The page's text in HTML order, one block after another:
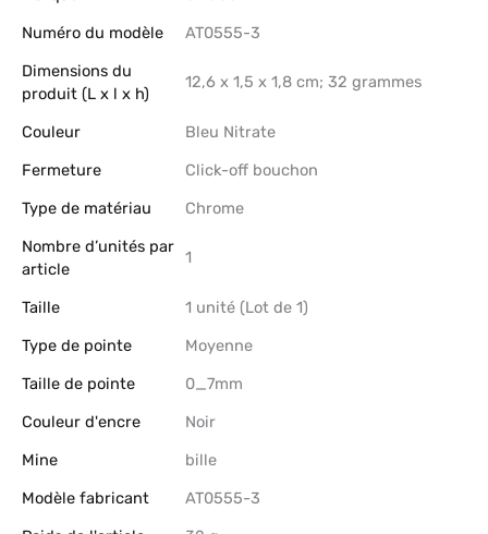
Numéro du modèle
‎AT0555-3
Dimensions du
produit (L x l x h)
‎12,6 x 1,5 x 1,8 cm; 32 grammes
Couleur
‎Bleu Nitrate
Fermeture
‎Click-off bouchon
Type de matériau
‎Chrome
Nombre d’unités par
article
‎1
Taille
‎1 unité (Lot de 1)
Type de pointe
‎Moyenne
Taille de pointe
‎0_7mm
Couleur d'encre
‎Noir
Mine
‎bille
Modèle fabricant
‎AT0555-3